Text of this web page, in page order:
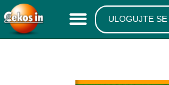
ULOGUJTE SE